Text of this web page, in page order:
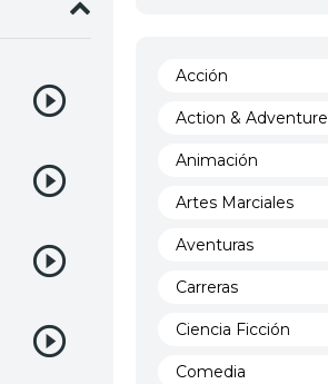
Acción
Action & Adventure
Animación
Artes Marciales
Aventuras
Carreras
Ciencia Ficción
Comedia